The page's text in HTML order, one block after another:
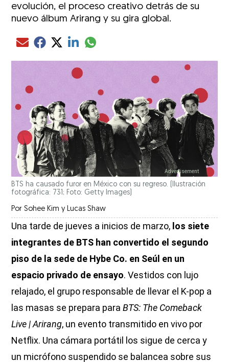
evolución, el proceso creativo detrás de su
nuevo álbum Arirang y su gira global.
Compartir el artículo actual mediante Email
Compartir el artículo actual mediante Facebook
Compartir el artículo actual mediante Twitter
Compartir el artículo actual mediante LinkedIn
Compartir el artículo actual mediante
BTS ha causado furor en México con su regreso.
(Ilustración
fotográfica: 731; Foto: Getty Images)
Por Sohee Kim y Lucas Shaw
Una tarde de jueves a inicios de marzo, los siete
integrantes de BTS han convertido el segundo
piso de la sede de Hybe Co. en Seúl en un
espacio privado de ensayo. Vestidos con lujo
relajado, el grupo responsable de llevar el K-pop a
las masas se prepara paraBTS: The Comeback
Live | Arirang, un evento transmitido en vivo por
Netflix. Una cámara portátil los sigue de cerca y
un micrófono suspendido se balancea sobre sus